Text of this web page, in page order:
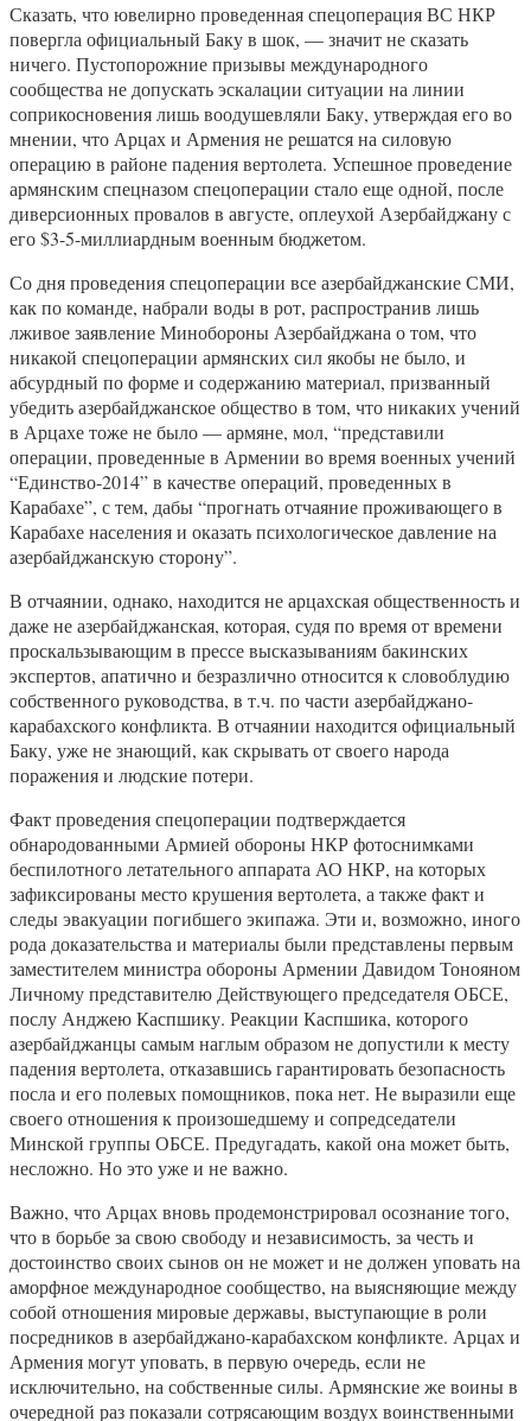
Сказать, что ювелирно проведенная спецоперация ВС НКР
повергла официальный Баку в шок, — значит не сказать
ничего. Пустопорожние призывы международного
сообщества не допускать эскалации ситуации на линии
соприкосновения лишь воодушевляли Баку, утверждая его во
мнении, что Арцах и Армения не решатся на силовую
операцию в районе падения вертолета. Успешное проведение
армянским спецназом спецоперации стало еще одной, после
диверсионных провалов в августе, оплеухой Азербайджану с
его $3-5-миллиардным военным бюджетом.
Со дня проведения спецоперации все азербайджанские СМИ,
как по команде, набрали воды в рот, распространив лишь
лживое заявление Минобороны Азербайджана о том, что
никакой спецоперации армянских сил якобы не было, и
абсурдный по форме и содержанию материал, призванный
убедить азербайджанское общество в том, что никаких учений
в Арцахе тоже не было — армяне, мол, “представили
операции, проведенные в Армении во время военных учений
“Единство-2014” в качестве операций, проведенных в
Карабахе”, с тем, дабы “прогнать отчаяние проживающего в
Карабахе населения и оказать психологическое давление на
азербайджанскую сторону”.
В отчаянии, однако, находится не арцахская общественность и
даже не азербайджанская, которая, судя по время от времени
проскальзывающим в прессе высказываниям бакинских
экспертов, апатично и безразлично относится к словоблудию
собственного руководства, в т.ч. по части азербайджано-
карабахского конфликта. В отчаянии находится официальный
Баку, уже не знающий, как скрывать от своего народа
поражения и людские потери.
Факт проведения спецоперации подтверждается
обнародованными Армией обороны НКР фотоснимками
беспилотного летательного аппарата АО НКР, на которых
зафиксированы место крушения вертолета, а также факт и
следы эвакуации погибшего экипажа. Эти и, возможно, иного
рода доказательства и материалы были представлены первым
заместителем министра обороны Армении Давидом Тонояном
Личному представителю Действующего председателя ОБСЕ,
послу Анджею Каспшику. Реакции Каспшика, которого
азербайджанцы самым наглым образом не допустили к месту
падения вертолета, отказавшись гарантировать безопасность
посла и его полевых помощников, пока нет. Не выразили еще
своего отношения к произошедшему и сопредседатели
Минской группы ОБСЕ. Предугадать, какой она может быть,
несложно. Но это уже и не важно.
Важно, что Арцах вновь продемонстрировал осознание того,
что в борьбе за свою свободу и независимость, за честь и
достоинство своих сынов он не может и не должен уповать на
аморфное международное сообщество, на выясняющие между
собой отношения мировые державы, выступающие в роли
посредников в азербайджано-карабахском конфликте. Арцах и
Армения могут уповать, в первую очередь, если не
исключительно, на собственные силы. Армянские же воины в
очередной раз показали сотрясающим воздух воинственными